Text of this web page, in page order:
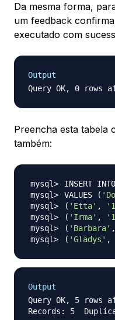
Da mesma forma,
um feedback
executado com
Output
Preencha esta tabela
também:
INSERT
VALUES
(
( 'Etta' ,
( 'Irma' ,
( 'Barbara' ,
( 'Gladys' ,
Output
Query OK, 5 rows